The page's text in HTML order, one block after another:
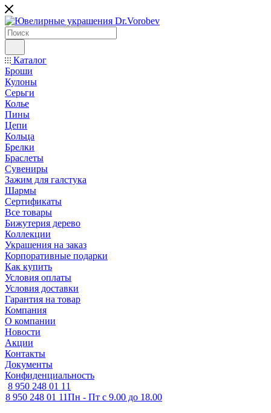
Каталог
Броши
Кулоны
Серьги
Колье
Пины
Цепи
Кольца
Брелки
Браслеты
Сувениры
Зажим для галстука
Шармы
Сертификаты
Все товары
Бижутерия дерево
Коллекции
Украшения на заказ
Корпоративные подарки
Как купить
Условия оплаты
Условия доставки
Гарантия на товар
Компания
О компании
Новости
Акции
Контакты
Документы
Конфиденциальность
8 950 248 01 11
8 950 248 01 11Пн - Пт с 9.00 до 18.00